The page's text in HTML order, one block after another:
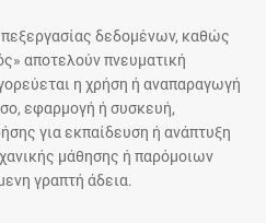
δεδομένων, καθώς
αποτελούν πνευματική
η χρήση ή αναπαραγωγή
εφαρμογή ή συσκευή,
για εκπαίδευση ή ανάπτυξη
μάθησης ή παρόμοιων
γραπτή άδεια.